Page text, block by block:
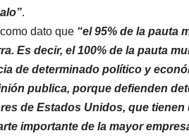
.
dato que “el 95% de la pauta
Es decir, el 100% de la pauta
de determinado político y
publica, porque defienden
de Estados Unidos, que
importante de la mayor